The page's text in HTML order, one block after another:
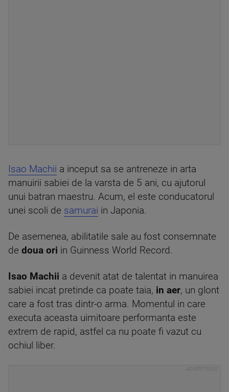
Isao Machii a inceput sa se antreneze in arta
manuirii sabiei de la varsta de 5 ani, cu ajutorul
unui batran maestru. Acum, el este conducatorul
unei scoli de samurai in Japonia.
De asemenea, abilitatile sale au fost consemnate
de doua ori in Guinness World Record.
Isao Machii a devenit atat de talentat in manuirea
sabiei incat pretinde ca poate taia, in aer, un glont
care a fost tras dintr-o arma. Momentul in care
executa aceasta uimitoare performanta este
extrem de rapid, astfel ca nu poate fi vazut cu
ochiul liber.